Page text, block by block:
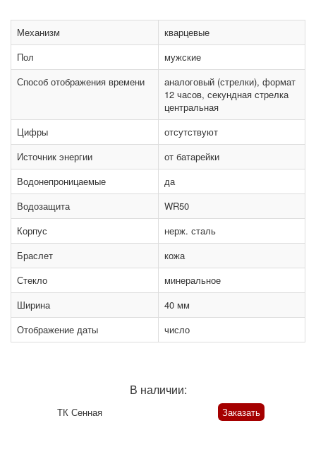
Механизм
кварцевые
Пол
мужские
Способ отображения времени
аналоговый (стрелки), формат
12 часов, секундная стрелка
центральная
Цифры
отсутствуют
Источник энергии
от батарейки
Водонепроницаемые
да
Водозащита
WR50
Корпус
нерж. сталь
Браслет
кожа
Стекло
минеральное
Ширина
40 мм
Отображение даты
число
В наличии:
ТК Сенная Заказать